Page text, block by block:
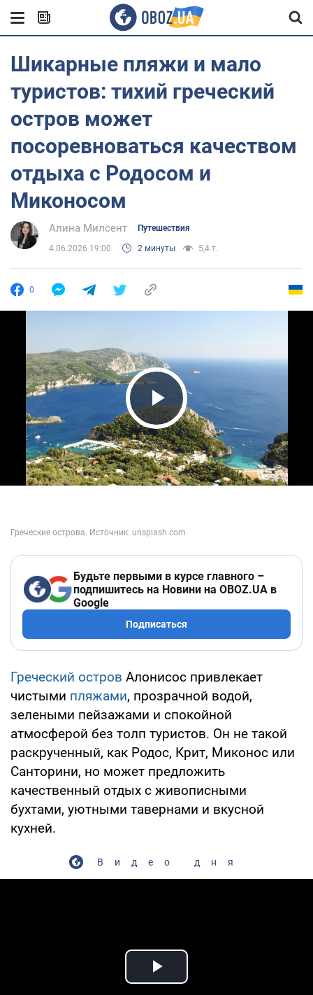
Шикарные пляжи и мало
туристов: тихий греческий
остров может
посоревноваться качеством
отдыха с Родосом и
Миконосом
Алина Милсент Путешествия
4.06.2026 19:00 2 минуты 5,4 т.
0
Play Video
Будьте первыми в курсе главного –
подпишитесь на Новини на OBOZ.UA в
Google
Подписаться
Греческий остров Алонисос привлекает
чистыми пляжами, прозрачной водой,
зелеными пейзажами и спокойной
атмосферой без толп туристов. Он не такой
раскрученный, как Родос, Крит, Миконос или
Санторини, но может предложить
качественный отдых с живописными
бухтами, уютными тавернами и вкусной
кухней.
Видео дня
Play Video